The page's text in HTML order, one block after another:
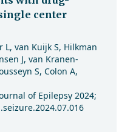
center
L, van Kuijk S, Hilkman
J, van Kranen-
S, Colon A,
of Epilepsy 2024;